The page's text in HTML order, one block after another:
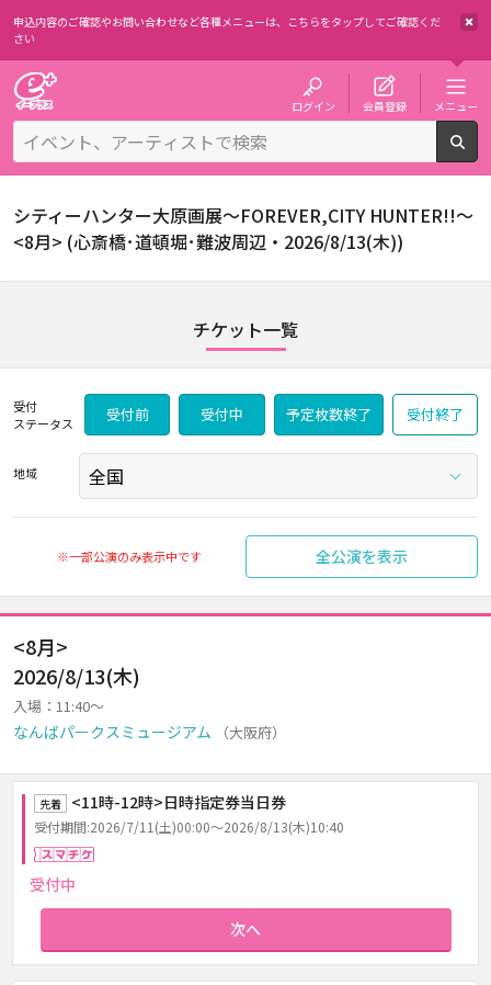
申込内容のご確認やお問い合わせなど各種メニューは、 こちらをタップしてご確認くだ
さい
ログイン 会員登録 メニュー
シティーハンター大原画展～FOREVER,CITY HUNTER!!～
<8月> (心斎橋･道頓堀･難波周辺・2026/8/13(木))
チケット一覧
受付
ステータス
受付前 受付中 予定枚数終了 受付終了
地域
※一部公演のみ表示中です 全公演を表示
<8月>
2026/8/13(木)
入場：11:40～
なんばパークスミュージアム （大阪府）
先着 <11時-12時>日時指定券当日券
受付期間:2026/7/11(土)00:00～2026/8/13(木)10:40
受付中
次へ